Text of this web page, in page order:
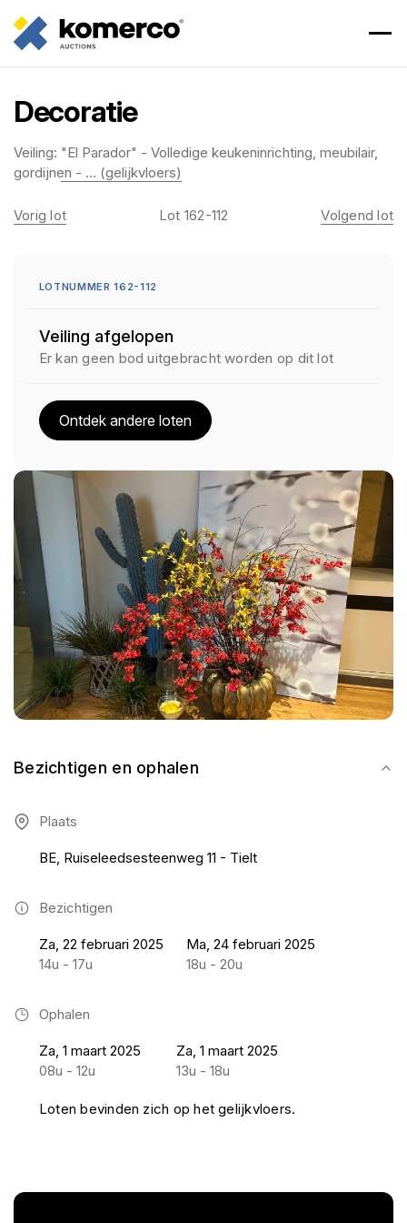
Decoratie
Veiling: "El Parador" - Volledige keukeninrichting, meubilair,
gordijnen - ... (gelijkvloers)
Bezichtigen en ophalen
Plaats
BE, Ruiseleedsesteenweg 11 - Tielt
Bezichtigen
Za, 22 februari 2025
14u - 17u
Ma, 24 februari 2025
18u - 20u
Ophalen
Za, 1 maart 2025
08u - 12u
Za, 1 maart 2025
13u - 18u
Loten bevinden zich op het gelijkvloers.
Vorig lot Lot 162-112 Volgend lot
LOTNUMMER 162-112
Veiling afgelopen
Er kan geen bod uitgebracht worden op dit lot
Ontdek andere loten